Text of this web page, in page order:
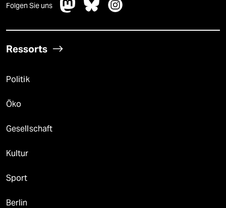
Folgen Sie uns
Ressorts
Politik
Öko
Gesellschaft
Kultur
Sport
Berlin